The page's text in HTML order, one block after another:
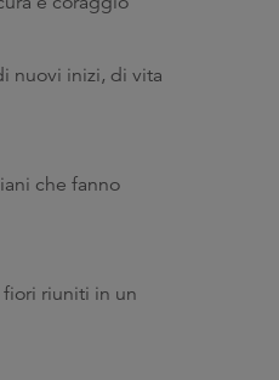
nuovi inizi, di vita
che fanno
riuniti in un